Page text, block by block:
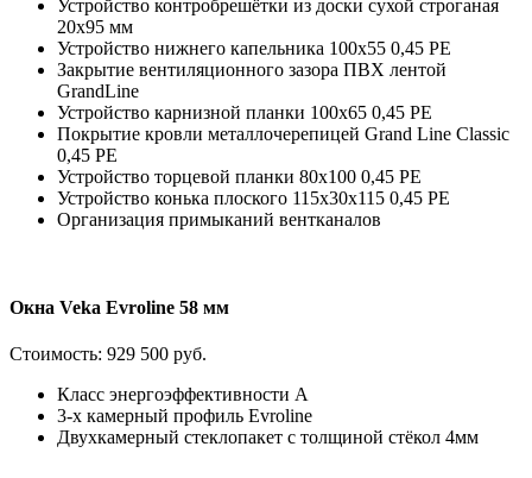
Устройство контробрешётки из доски сухой строганая
20х95 мм
Устройство нижнего капельника 100х55 0,45 PE
Закрытие вентиляционного зазора ПВХ лентой
GrandLine
Устройство карнизной планки 100х65 0,45 PE
Покрытие кровли металлочерепицей Grand Line Classic
0,45 PE
Устройство торцевой планки 80х100 0,45 PE
Устройство конька плоского 115х30х115 0,45 РЕ
Организация примыканий вентканалов
Окна Veka Evroline 58 мм
Стоимость: 929 500 руб.
Класс энергоэффективности А
3-х камерный профиль Evroline
Двухкамерный стеклопакет с толщиной стёкол 4мм